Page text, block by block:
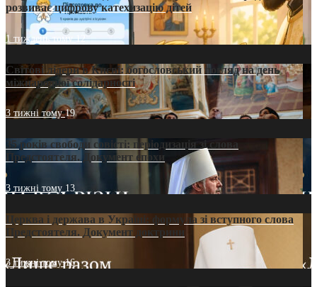
розвиває цифрову катехизацію дітей
1 тиждень тому12
Світові лідери в Києві: богословський погляд на день
міжнародної солідарності
3 тижні тому19
35 років свободи совісті: періодизація зі слова
Предстоятеля. Документ епохи
3 тижні тому 13
Церква і держава в Україні: формула зі вступного слова
Предстоятеля. Документ доктрини
3 тижні тому16